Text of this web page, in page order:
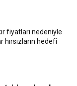
fiyatları nedeniyle
hırsızların hedefi